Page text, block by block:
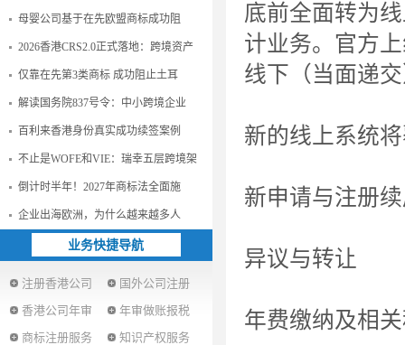
母婴公司基于在先欧盟商标成功阻
2026香港CRS2.0正式落地：跨境资产
仅靠在先第3类商标 成功阻止土耳
解读国务院837号令：中小跨境企业
百利来香港身份真实成功续签案例
不止是WOFE和VIE：瑞幸五层跨境架
倒计时半年！2027年商标法全面施
企业出海欧洲，为什么越来越多人
业务快捷导航
注册香港公司
国外公司注册
香港公司年审
年审做账报税
商标注册服务
知识产权服务
底前全面转为
计业务。官方
线下（当面递
新的线上系统
新申请与注册
异议与转让
年费缴纳及相